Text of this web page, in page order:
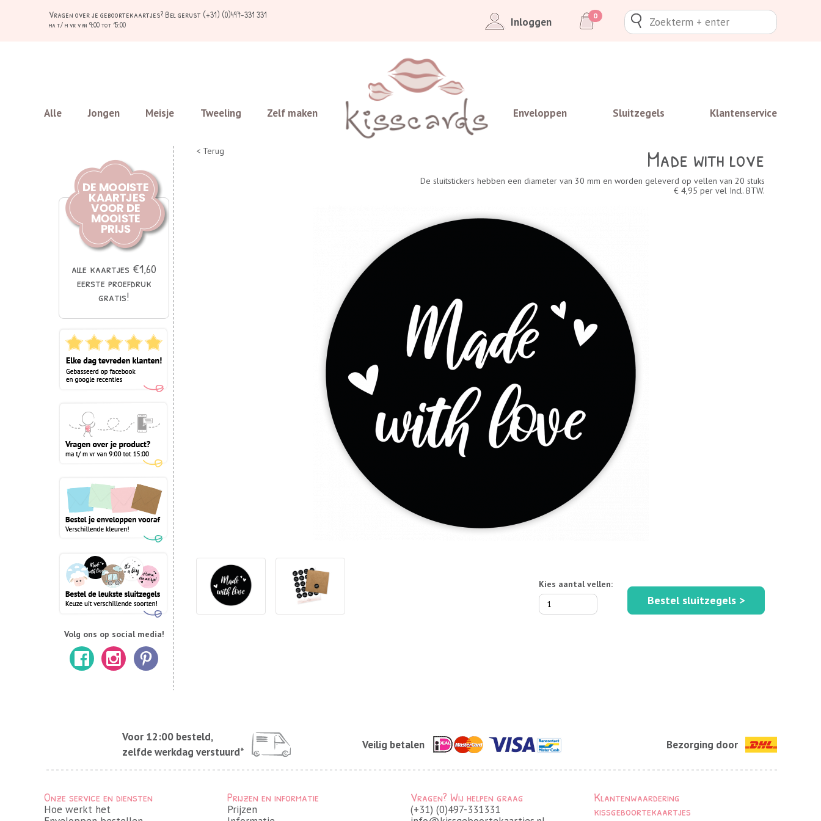
Vragen over je geboortekaartjes? Bel gerust (+31) (0)497-331 331
ma t/ m vr van 9:00 tot 15:00 Inloggen 0
Alle Jongen Meisje Tweeling Zelf maken Enveloppen Sluitzegels Klantenservice
alle kaartjes €1,60
eerste proefdruk
gratis!
Volg ons op social media!
< Terug Made with love
De sluitstickers hebben een diameter van 30 mm en worden geleverd op vellen van 20 stuks
€ 4,95 per vel Incl. BTW.
Kies aantal vellen:
Bestel sluitzegels >
Voor 12:00 besteld,
zelfde werkdag verstuurd*
Veilig betalen Bezorging door
Onze service en diensten
Hoe werkt het
Prijzen en informatie
Prijzen
Vragen? Wij helpen graag
(+31) (0)497-331331
Klantenwaardering
kissgeboortekaartjes